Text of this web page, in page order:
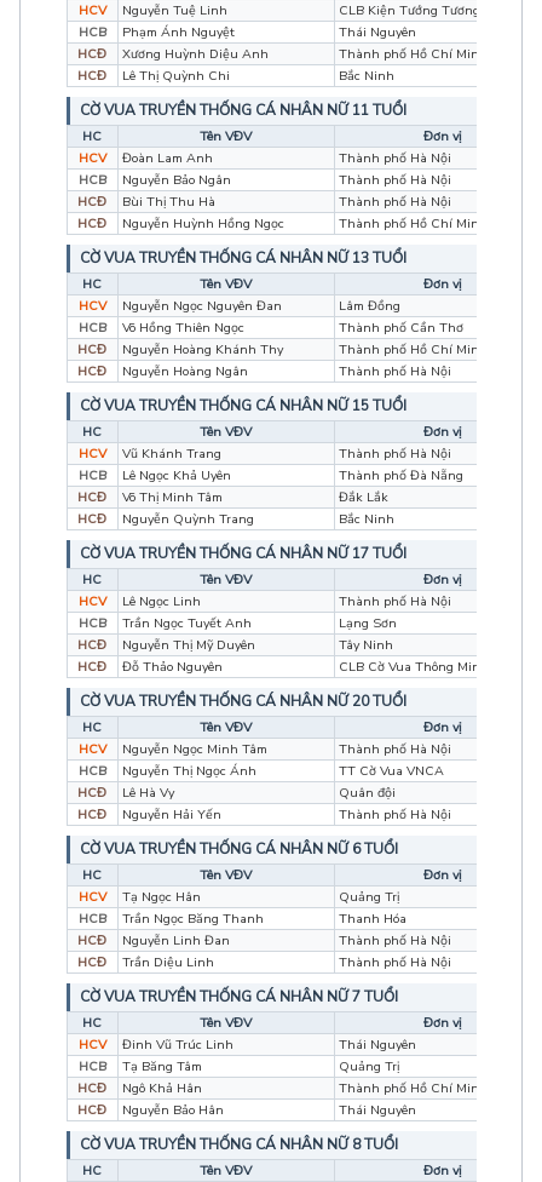
HCV
Nguyễn Tuệ Linh
CLB Kiện Tướng Tương Lai
HCB
Phạm Ánh Nguyệt
Thái Nguyên
HCĐ
Xương Huỳnh Diệu Anh
Thành phố Hồ Chí Minh
HCĐ
Lê Thị Quỳnh Chi Bắc Ninh
CỜ VUA TRUYỀN THỐNG CÁ NHÂN NỮ 11 TUỔI
HC Tên VĐV
Đơn vị
HCV
Đoàn Lam Anh
Thành phố Hà Nội
HCB
Nguyễn Bảo Ngân
Thành phố Hà Nội
HCĐ
Bùi Thị Thu Hà
Thành phố Hà Nội
HCĐ
Nguyễn Huỳnh Hồng Ngọc Thành phố Hồ Chí Minh
CỜ VUA TRUYỀN THỐNG CÁ NHÂN NỮ 13 TUỔI
HC Tên VĐV
Đơn vị
HCV
Nguyễn Ngọc Nguyên Đan
Lâm Đồng
HCB
Võ Hồng Thiên Ngọc
Thành phố Cần Thơ
HCĐ
Nguyễn Hoàng Khánh Thy
Thành phố Hồ Chí Minh
HCĐ
Nguyễn Hoàng Ngân Thành phố Hà Nội
CỜ VUA TRUYỀN THỐNG CÁ NHÂN NỮ 15 TUỔI
HC Tên VĐV
Đơn vị
HCV
Vũ Khánh Trang
Thành phố Hà Nội
HCB
Lê Ngọc Khả Uyên
Thành phố Đà Nẵng
HCĐ
Võ Thị Minh Tâm
Đắk Lắk
HCĐ
Nguyễn Quỳnh Trang Bắc Ninh
CỜ VUA TRUYỀN THỐNG CÁ NHÂN NỮ 17 TUỔI
HC Tên VĐV
Đơn vị
HCV
Lê Ngọc Linh
Thành phố Hà Nội
HCB
Trần Ngọc Tuyết Anh
Lạng Sơn
HCĐ
Nguyễn Thị Mỹ Duyên
Tây Ninh
HCĐ
Đỗ Thảo Nguyên CLB Cờ Vua Thông Minh
CỜ VUA TRUYỀN THỐNG CÁ NHÂN NỮ 20 TUỔI
HC Tên VĐV
Đơn vị
HCV
Nguyễn Ngọc Minh Tâm
Thành phố Hà Nội
HCB
Nguyễn Thị Ngọc Ánh
TT Cờ Vua VNCA
HCĐ
Lê Hà Vy
Quân đội
HCĐ
Nguyễn Hải Yến Thành phố Hà Nội
CỜ VUA TRUYỀN THỐNG CÁ NHÂN NỮ 6 TUỔI
HC Tên VĐV
Đơn vị
HCV
Tạ Ngọc Hân
Quảng Trị
HCB
Trần Ngọc Băng Thanh
Thanh Hóa
HCĐ
Nguyễn Linh Đan
Thành phố Hà Nội
HCĐ
Trần Diệu Linh Thành phố Hà Nội
CỜ VUA TRUYỀN THỐNG CÁ NHÂN NỮ 7 TUỔI
HC Tên VĐV
Đơn vị
HCV
Đinh Vũ Trúc Linh
Thái Nguyên
HCB
Tạ Băng Tâm
Quảng Trị
HCĐ
Ngô Khả Hân
Thành phố Hồ Chí Minh
HCĐ
Nguyễn Bảo Hân Thái Nguyên
CỜ VUA TRUYỀN THỐNG CÁ NHÂN NỮ 8 TUỔI
HC Tên VĐV
Đơn vị